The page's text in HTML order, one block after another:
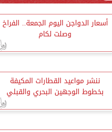
أسعار الدواجن اليوم الجمعة.. الفراخ
وصلت لكام
ننشر مواعيد القطارات المكيفة
بخطوط الوجهين البحري والقبلي